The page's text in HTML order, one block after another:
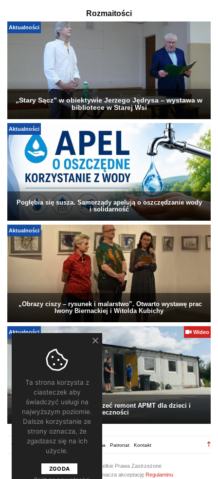
Rozmaitości
Aktualności
„Stary Sącz” w obiektywie Jerzego Jędrysa – wystawa w
bibliotece w Starej Wsi
Aktualności
Pogłębia się susza. Samorządy apelują o oszczędzanie wody
i solidarność
Aktualności
„Obrazy ciszy – rysunek i malarstwo”. Otwarto wystawę prac
Iwony Biernackiej i Witolda Kubichy
Aktualności Wideo
Pomagamy. Warto wesprzeć remont APMT dla dzieci i
społeczności
Regulamin Redakcja Reklama Patronat Kontakt
2026 ©
/ Wszelkie Prawa Zastrzeżone
Korzystanie z portalu oznacza akceptację Regulaminu
Ta strona korzysta z
ciasteczek aby
świadczyć usługi na
najwyższym poziomie.
Dalsze korzystanie ze
strony oznacza, że
zgadzasz się na ich
użycie.
ZGODA